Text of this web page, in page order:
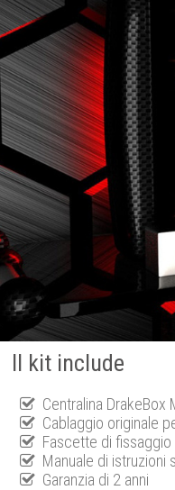
Il kit include
Centralina DrakeBox
Cablaggio originale
Fascette di fissaggio
Manuale di istruzioni
Garanzia di 2 anni